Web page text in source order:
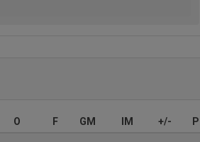
O F GM IM +/- P